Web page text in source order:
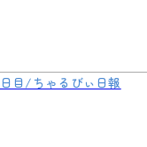
目/ちゃるびぃ日報